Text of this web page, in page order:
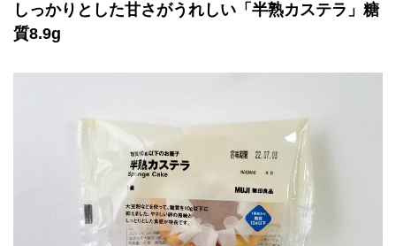
しっかりとした甘さがうれしい「半熟カステラ」糖
質8.9g